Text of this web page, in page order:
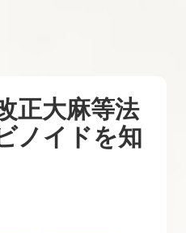
正大麻等法
ノイドを知